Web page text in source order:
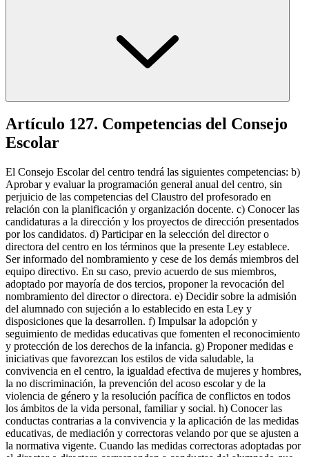
Artículo 127. Competencias del Consejo
Escolar
El Consejo Escolar del centro tendrá las siguientes competencias: b)
Aprobar y evaluar la programación general anual del centro, sin
perjuicio de las competencias del Claustro del profesorado en
relación con la planificación y organización docente. c) Conocer las
candidaturas a la dirección y los proyectos de dirección presentados
por los candidatos. d) Participar en la selección del director o
directora del centro en los términos que la presente Ley establece.
Ser informado del nombramiento y cese de los demás miembros del
equipo directivo. En su caso, previo acuerdo de sus miembros,
adoptado por mayoría de dos tercios, proponer la revocación del
nombramiento del director o directora. e) Decidir sobre la admisión
del alumnado con sujeción a lo establecido en esta Ley y
disposiciones que la desarrollen. f) Impulsar la adopción y
seguimiento de medidas educativas que fomenten el reconocimiento
y protección de los derechos de la infancia. g) Proponer medidas e
iniciativas que favorezcan los estilos de vida saludable, la
convivencia en el centro, la igualdad efectiva de mujeres y hombres,
la no discriminación, la prevención del acoso escolar y de la
violencia de género y la resolución pacífica de conflictos en todos
los ámbitos de la vida personal, familiar y social. h) Conocer las
conductas contrarias a la convivencia y la aplicación de las medidas
educativas, de mediación y correctoras velando por que se ajusten a
la normativa vigente. Cuando las medidas correctoras adoptadas por